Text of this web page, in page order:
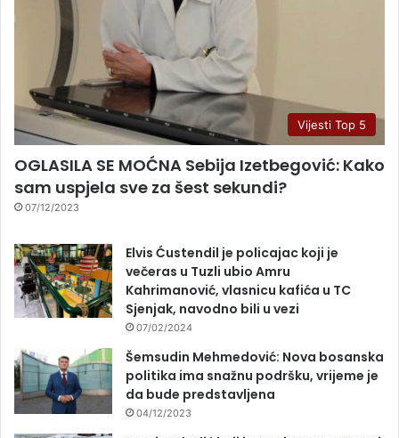
Vijesti Top 5
OGLASILA SE MOĆNA Sebija Izetbegović: Kako
sam uspjela sve za šest sekundi?
07/12/2023
Elvis Ćustendil je policajac koji je
večeras u Tuzli ubio Amru
Kahrimanović, vlasnicu kafića u TC
Sjenjak, navodno bili u vezi
07/02/2024
Šemsudin Mehmedović: Nova bosanska
politika ima snažnu podršku, vrijeme je
da bude predstavljena
04/12/2023